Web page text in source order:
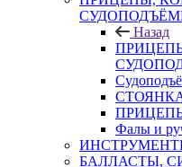
Назад
Фалы и
БАЛЛАСТЫ,